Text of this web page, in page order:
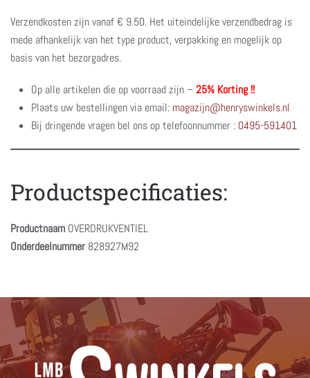
Verzendkosten zijn vanaf € 9.50. Het uiteindelijke verzendbedrag is
mede afhankelijk van het type product, verpakking en mogelijk op
basis van het bezorgadres.
Op alle artikelen die op voorraad zijn – 25% Korting !!
Plaats uw bestellingen via email: magazijn@henryswinkels.nl
Bij dringende vragen bel ons op telefoonnummer : 0495-591401
Productspecificaties:
Productnaam OVERDRUKVENTIEL
Onderdeelnummer 828927M92